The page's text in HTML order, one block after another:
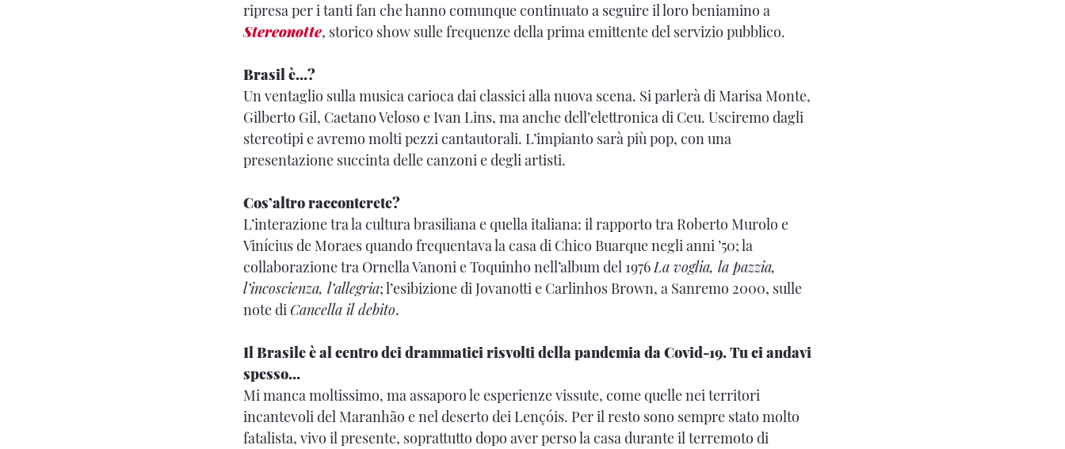
ripresa per i tanti fan che hanno comunque continuato a seguire il loro beniamino a
Stereonotte, storico show sulle frequenze della prima emittente del servizio pubblico.
Brasil è…?
Un ventaglio sulla musica carioca dai classici alla nuova scena. Si parlerà di Marisa Monte,
Gilberto Gil, Caetano Veloso e Ivan Lins, ma anche dell’elettronica di Ceu. Usciremo dagli
stereotipi e avremo molti pezzi cantautorali. L’impianto sarà più pop, con una
presentazione succinta delle canzoni e degli artisti.
Cos’altro racconterete?
L’interazione tra la cultura brasiliana e quella italiana: il rapporto tra Roberto Murolo e
Vinícius de Moraes quando frequentava la casa di Chico Buarque negli anni ’50; la
collaborazione tra Ornella Vanoni e Toquinho nell’album del 1976La voglia, la pazzia,
l’incoscienza, l’allegria; l’esibizione di Jovanotti e Carlinhos Brown, a Sanremo 2000, sulle
note di Cancella il debito.
Il Brasile è al centro dei drammatici risvolti della pandemia da Covid-19. Tu ci andavi
spesso…
Mi manca moltissimo, ma assaporo le esperienze vissute, come quelle nei territori
incantevoli del Maranhão e nel deserto dei Lençóis. Per il resto sono sempre stato molto
fatalista, vivo il presente, soprattutto dopo aver perso la casa durante il terremoto di